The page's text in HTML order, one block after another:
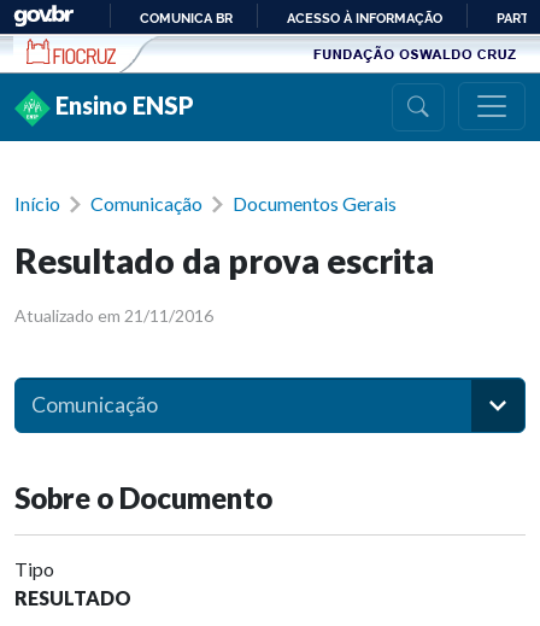
Ir para conteúdo
PARA
COMUNICA BR ACESSO À INFORMAÇÃO
Ensino ENSP
Início Comunicação Documentos Gerais
Resultado da prova escrita
Atualizado em 21/11/2016
Comunicação
Sobre o Documento
Tipo
RESULTADO